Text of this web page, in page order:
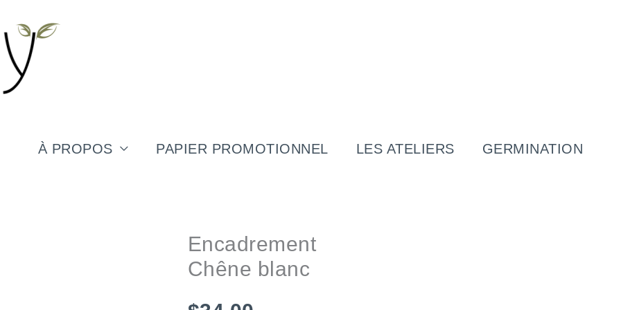
À PROPOS PAPIER PROMOTIONNEL LES ATELIERS GERMINATION
Encadrement
Chêne blanc
quantité
de